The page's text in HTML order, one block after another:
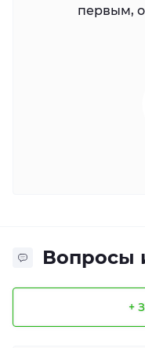
первым,
Вопросы
+